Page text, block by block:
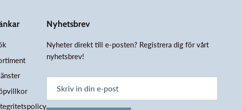
Nyhetsbrev
Nyheter direkt till e-posten? Registrera dig för vårt
nyhetsbrev!